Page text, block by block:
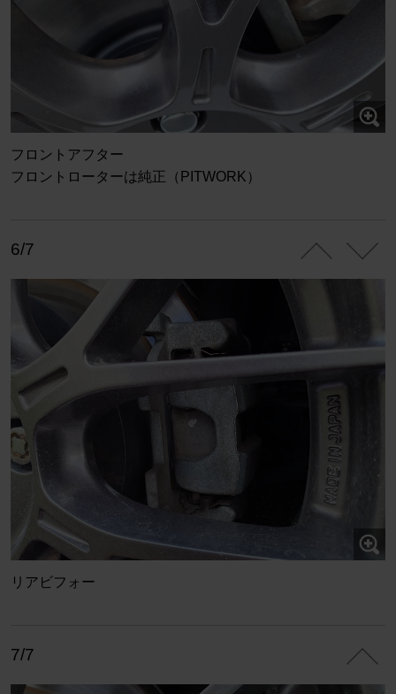
フロントアフター
フロントローターは純正（PITWORK）
6/7
リアビフォー
7/7